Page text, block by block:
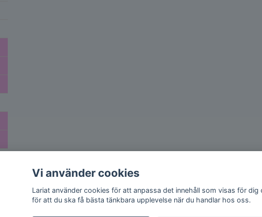
Vi använder cookies
Lariat använder cookies för att anpassa det innehåll som visas för dig
för att du ska få bästa tänkbara upplevelse när du handlar hos oss.